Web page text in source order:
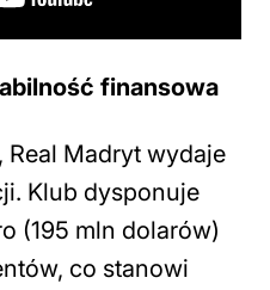
finansowa
Real Madryt wydaje
Klub dysponuje
(195 mln dolarów)
co stanowi